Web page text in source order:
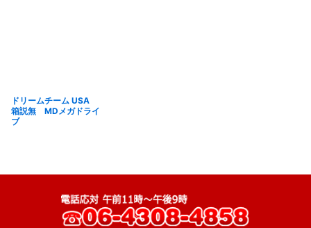
ドリームチーム USA
箱説無 MDメガドライ
ブ